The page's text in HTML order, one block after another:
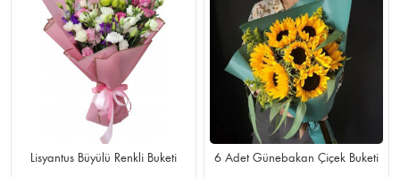
Lisyantus Büyülü Renkli Buketi 6 Adet Günebakan Çiçek Buketi